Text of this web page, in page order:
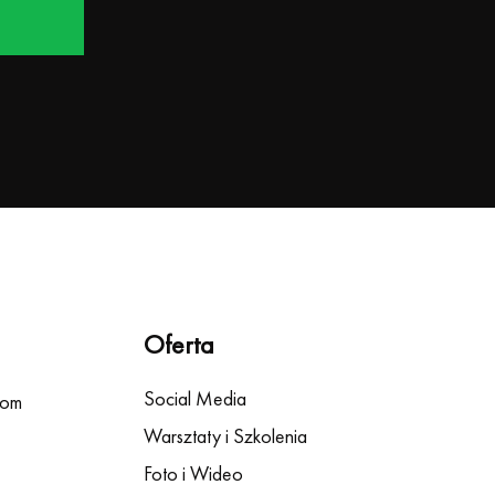
Oferta
Social Media
Warsztaty i Szkolenia
Foto i Wideo